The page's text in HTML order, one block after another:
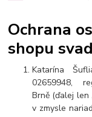
Ochrana
shopu
Katarína
02659948,
Brně (ďalej len
v zmysle